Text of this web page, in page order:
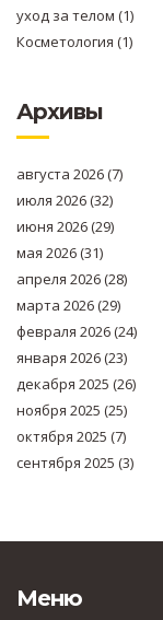
уход за телом (1)
Косметология (1)
Архивы
августа 2026(7)
июля 2026(32)
июня 2026(29)
мая 2026(31)
апреля 2026(28)
марта 2026(29)
февраля 2026(24)
января 2026(23)
декабря 2025 (26)
ноября 2025 (25)
октября 2025 (7)
сентября 2025 (3)
Меню